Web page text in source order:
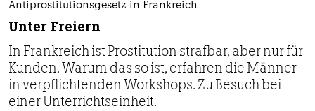
Antiprostitutionsgesetz in Frankreich
Unter Freiern
In Frankreich ist Prostitution strafbar, aber nur für
Kunden. Warum das so ist, erfahren die Männer
in verpflichtenden Workshops. Zu Besuch bei
einer Unterrichtseinheit.